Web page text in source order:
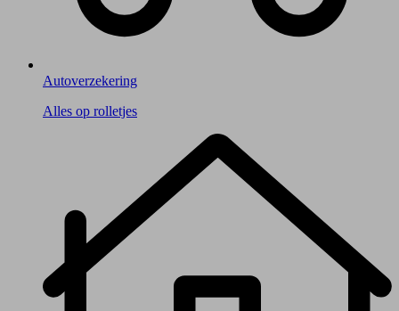
Autoverzekering
Alles op rolletjes